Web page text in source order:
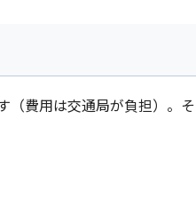
費用は交通局が負担）。